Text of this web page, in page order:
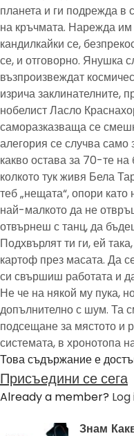
планета и ги подрежда в
на кръчмата. Нарежда им
кандилкайки се,
се, и отговорно. Янушка
възпроизвеждат
изрича заклинателните,
нобелист Ласло
саморазказваща се
алегория се случва
какво остава за 70-те
колкото тук живя Бела
теб „нещата“, опори
най-малкото да не
отвърнеш с танц, да
Подхвърлят ти ги, ей
картоф през масата. Да
си свършиш работата и
Не че на някой му пука,
допълнително с шум. Та
подсещане за мястото и
системата, в хронотопа
Това съдържание е
Присъедини се сега
Already a member?
Знам